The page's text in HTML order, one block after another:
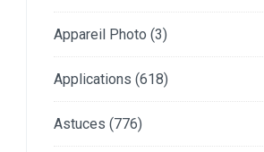
Appareil Photo (3)
Applications (618)
Astuces (776)